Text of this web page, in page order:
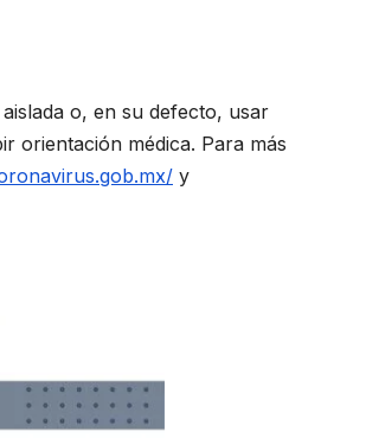
o, en su defecto, usar
orientación médica. Para más
y